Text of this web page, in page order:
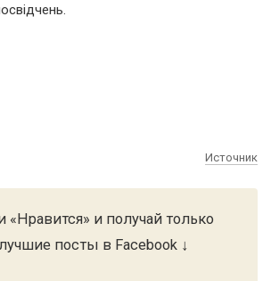
Источник
и получай только
лучшие посты в Facebook ↓